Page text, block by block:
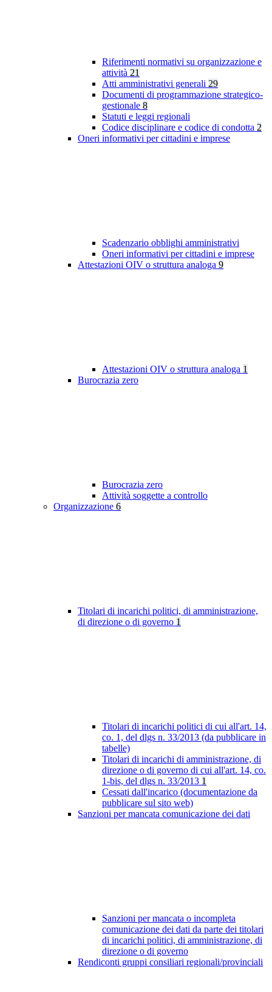
Riferimenti normativi su organizzazione e
attività 21
Atti amministrativi generali 29
Documenti di programmazione strategico-
gestionale 8
Statuti e leggi regionali
Codice disciplinare e codice di condotta 2
Oneri informativi per cittadini e imprese
Scadenzario obblighi amministrativi
Oneri informativi per cittadini e imprese
Attestazioni OIV o struttura analoga 9
Attestazioni OIV o struttura analoga 1
Burocrazia zero
Burocrazia zero
Attività soggette a controllo
Organizzazione 6
Titolari di incarichi politici, di amministrazione,
di direzione o di governo 1
Titolari di incarichi politici di cui all'art. 14,
co. 1, del dlgs n. 33/2013 (da pubblicare in
tabelle)
Titolari di incarichi di amministrazione, di
direzione o di governo di cui all'art. 14, co.
1-bis, del dlgs n. 33/2013 1
Cessati dall'incarico (documentazione da
pubblicare sul sito web)
Sanzioni per mancata comunicazione dei dati
Sanzioni per mancata o incompleta
comunicazione dei dati da parte dei titolari
di incarichi politici, di amministrazione, di
direzione o di governo
Rendiconti gruppi consiliari regionali/provinciali